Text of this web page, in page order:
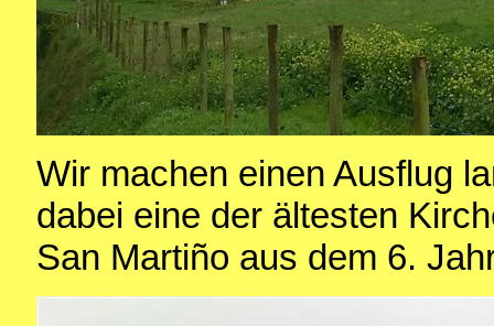
Wir machen einen Ausflug
dabei eine der ältesten
San Martiño aus dem 6.